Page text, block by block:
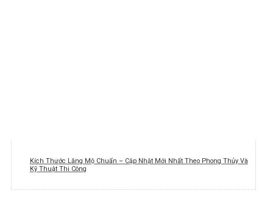
Kích Thước Lăng Mộ Chuẩn – Cập Nhật Mới Nhất Theo Phong Thủy Và
Kỹ Thuật Thi Công